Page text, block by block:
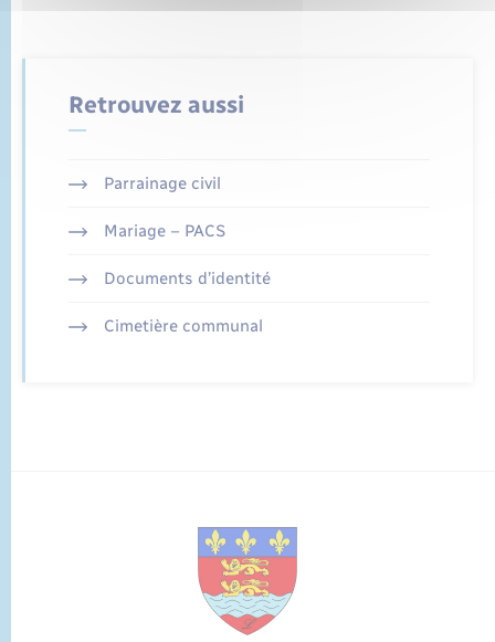
Retrouvez aussi
Parrainage civil
Mariage – PACS
Documents d’identité
Cimetière communal